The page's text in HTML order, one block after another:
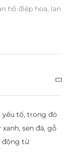
hồ điệp hoa, lan
yếu tố, trong đó
sen đá, gỗ
động từ